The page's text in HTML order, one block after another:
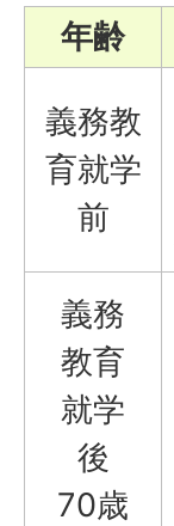
年齢
義務教
育就学
前
義務
教育
就学
後
70歳